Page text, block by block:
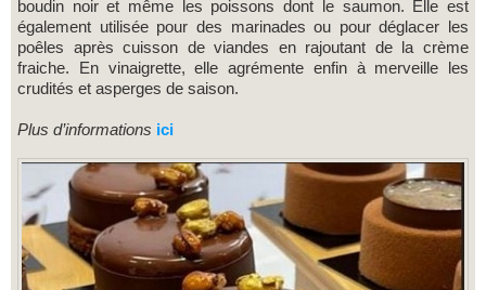
boudin noir et même les poissons dont le saumon. Elle est
également utilisée pour des marinades ou pour déglacer les
poêles après cuisson de viandes en rajoutant de la crème
fraiche. En vinaigrette, elle agrémente enfin à merveille les
crudités et asperges de saison.
Plus d’informations ici